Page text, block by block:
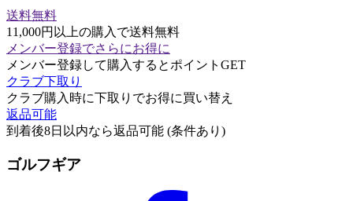
送料無料
11,000円以上の購入で送料無料
メンバー登録でさらにお得に
メンバー登録して購入するとポイントGET
クラブ下取り
クラブ購入時に下取りでお得に買い替え
返品可能
到着後8日以内なら返品可能 (条件あり)
ゴルフギア